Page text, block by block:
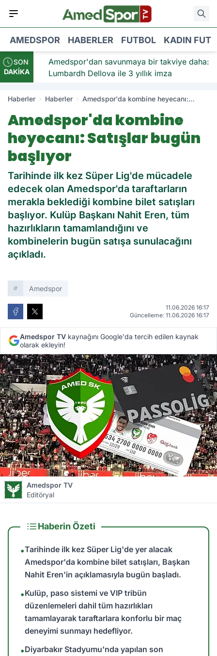
AMEDSPOR HABERLER FUTBOL KADIN
SON
DAKİKA
Amedspor'dan savunmaya bir takviye daha:
Lumbardh Dellova ile 3 yıllık imza
Haberler Haberler
Amedspor'da kombine heyecanı:
Amedspor'da kombine
heyecanı: Satışlar bugün
başlıyor
Tarihinde ilk kez Süper Lig'de mücadele
edecek olan Amedspor'da taraftarların
merakla beklediği kombine bilet satışları
başlıyor. Kulüp Başkanı Nahit Eren, tüm
hazırlıkların tamamlandığını ve
kombinelerin bugün satışa sunulacağını
açıkladı.
Amedspor
11.06.2026 16:17
Güncelleme: 11.06.2026 16:17
Amedspor TV kaynağını Google'da tercih edilen kaynak
olarak ekleyin!
Amedspor TV
Editöryal
Haberin Özeti
•Tarihinde ilk kez Süper Lig'de yer alacak
Amedspor'da kombine bilet satışları, Başkan
Nahit Eren'in açıklamasıyla bugün başladı.
•Kulüp, paso sistemi ve VIP tribün
düzenlemeleri dahil tüm hazırlıkları
tamamlayarak taraftarlara konforlu bir maç
deneyimi sunmayı hedefliyor.
•Diyarbakır Stadyumu'nda yapılan son